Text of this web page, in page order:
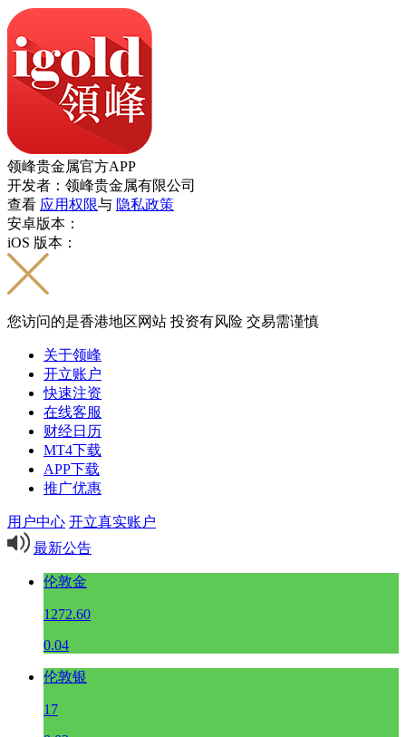
领峰贵金属官方APP
开发者：领峰贵金属有限公司
查看 应用权限与 隐私政策
安卓版本：
iOS 版本：
您访问的是香港地区网站 投资有风险 交易需谨慎
关于领峰
开立账户
快速注资
在线客服
财经日历
MT4下载
APP下载
推广优惠
用户中心 开立真实账户
最新公告
伦敦金
1272.60
0.04
伦敦银
17